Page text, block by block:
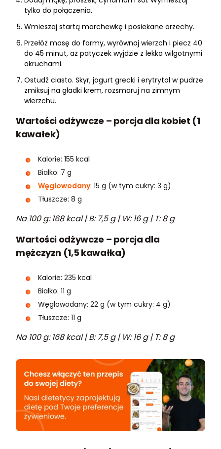
tylko do połączenia.
Wmieszaj startą marchewkę i posiekane orzechy.
Przełóż masę do formy, wyrównaj wierzch i piecz 40
do 45 minut, aż patyczek wyjdzie z lekko wilgotnymi
okruchami.
Ostudź ciasto. Skyr, jogurt grecki i erytrytol w pudrze
zmiksuj na gładki krem, rozsmaruj na zimnym
wierzchu.
Wartości odżywcze – porcja dla kobiet (1
kawałek)
Kalorie: 155 kcal
Białko: 7 g
Węglowodany: 15 g (w tym cukry: 3 g)
Tłuszcze: 8 g
Na 100 g: 168 kcal | B: 7,5 g | W: 16 g | T: 8 g
Wartości odżywcze – porcja dla
mężczyzn (1,5 kawałka)
Kalorie: 235 kcal
Białko: 11 g
Węglowodany: 22 g (w tym cukry: 4 g)
Tłuszcze: 11 g
Na 100 g: 168 kcal | B: 7,5 g | W: 16 g | T: 8 g